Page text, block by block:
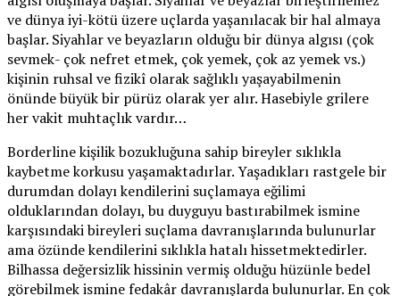
ve dünya iyi-kötü üzere uçlarda yaşanılacak bir hal almaya
başlar. Siyahlar ve beyazların olduğu bir dünya algısı (çok
sevmek- çok nefret etmek, çok yemek, çok az yemek vs.)
kişinin ruhsal ve fizikî olarak sağlıklı yaşayabilmenin
önünde büyük bir pürüz olarak yer alır. Hasebiyle grilere
her vakit muhtaçlık vardır…
Borderline kişilik bozukluğuna sahip bireyler sıklıkla
kaybetme korkusu yaşamaktadırlar. Yaşadıkları rastgele bir
durumdan dolayı kendilerini suçlamaya eğilimi
olduklarından dolayı, bu duyguyu bastırabilmek ismine
karşısındaki bireyleri suçlama davranışlarında bulunurlar
ama özünde kendilerini sıklıkla hatalı hissetmektedirler.
Bilhassa değersizlik hissinin vermiş olduğu hüzünle bedel
görebilmek ismine fedakâr davranışlarda bulunurlar. En çok